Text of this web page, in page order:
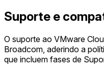
Suporte e
O suporte ao VMware
Broadcom, aderindo a
que incluem fases de